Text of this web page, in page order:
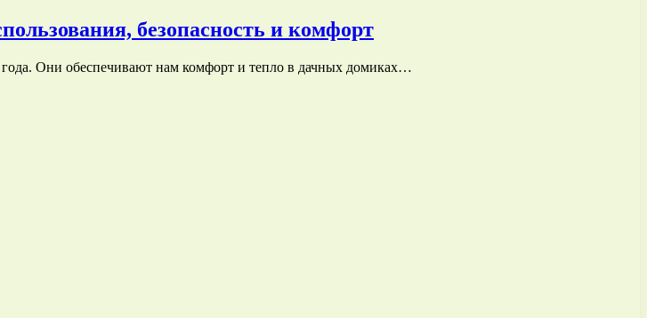
безопасность и комфорт
Они обеспечивают нам комфорт и тепло в дачных домиках…